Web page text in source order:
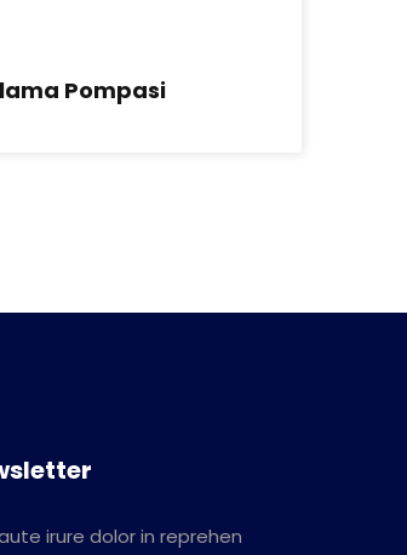
Pompasi
irure dolor in reprehen